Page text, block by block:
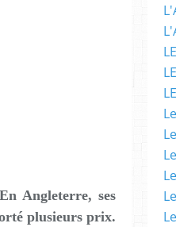
Angleterre, ses
plusieurs prix.